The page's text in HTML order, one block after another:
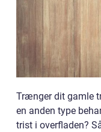
Trænger dit gamle
en anden type
trist i overfladen?